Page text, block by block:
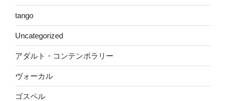
tango
Uncategorized
アダルト・コンテンポラリー
ヴォーカル
ゴスペル